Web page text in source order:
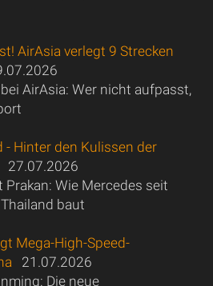
AirAsia verlegt 9 Strecken
AirAsia: Wer nicht aufpasst,
- Hinter den Kulissen der
27.07.2026
Wie Mercedes seit
baut
Mega-High-Speed-
21.07.2026
Die neue